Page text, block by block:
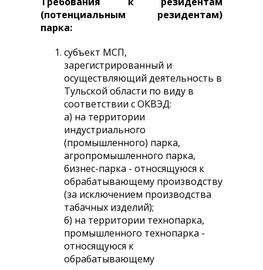
(потенциальным резидентам)
парка:
субъект МСП,
зарегистрированный и
осуществляющий деятельность в
Тульской области по виду в
соответствии с ОКВЭД:
а) на территории
индустриального
(промышленного) парка,
агропромышленного парка,
бизнес-парка - относящуюся к
обрабатывающему производству
(за исключением производства
табачных изделий);
б) на территории технопарка,
промышленного технопарка -
относящуюся к
обрабатывающему